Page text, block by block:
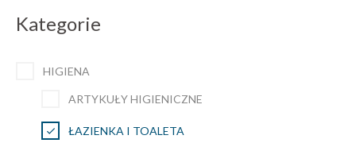
Kategorie
HIGIENA
ARTYKUŁY HIGIENICZNE
ŁAZIENKA I TOALETA